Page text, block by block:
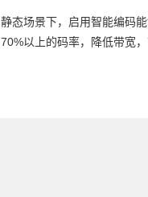
静态场景下，启用智能编码
70%以上的码率，降低带宽，